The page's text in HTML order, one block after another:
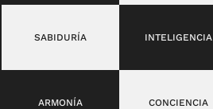
SABIDURÍA INTELIGENCIA
ARMONÍA CONCIENCIA